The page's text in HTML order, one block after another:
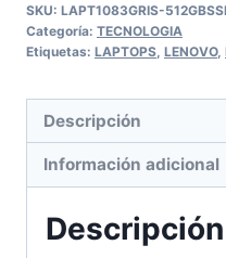
SKU: LAPT1083GRIS-
Categoría: TECNOLOGIA
Etiquetas: LAPTOPS LENOVO,
Descripción
Información adicional
Descripción